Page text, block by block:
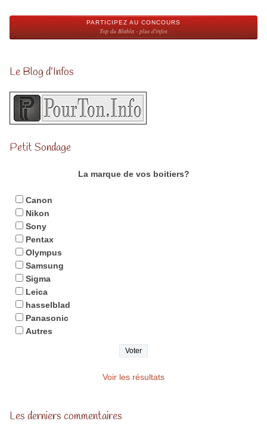
PARTICIPEZ AU CONCOURS
Top du Blabla - plus d'infos
Le Blog d’Infos
Petit Sondage
La marque de vos boitiers?
Canon
Nikon
Sony
Pentax
Olympus
Samsung
Sigma
Leica
hasselblad
Panasonic
Autres
Voir les résultats
Les derniers commentaires